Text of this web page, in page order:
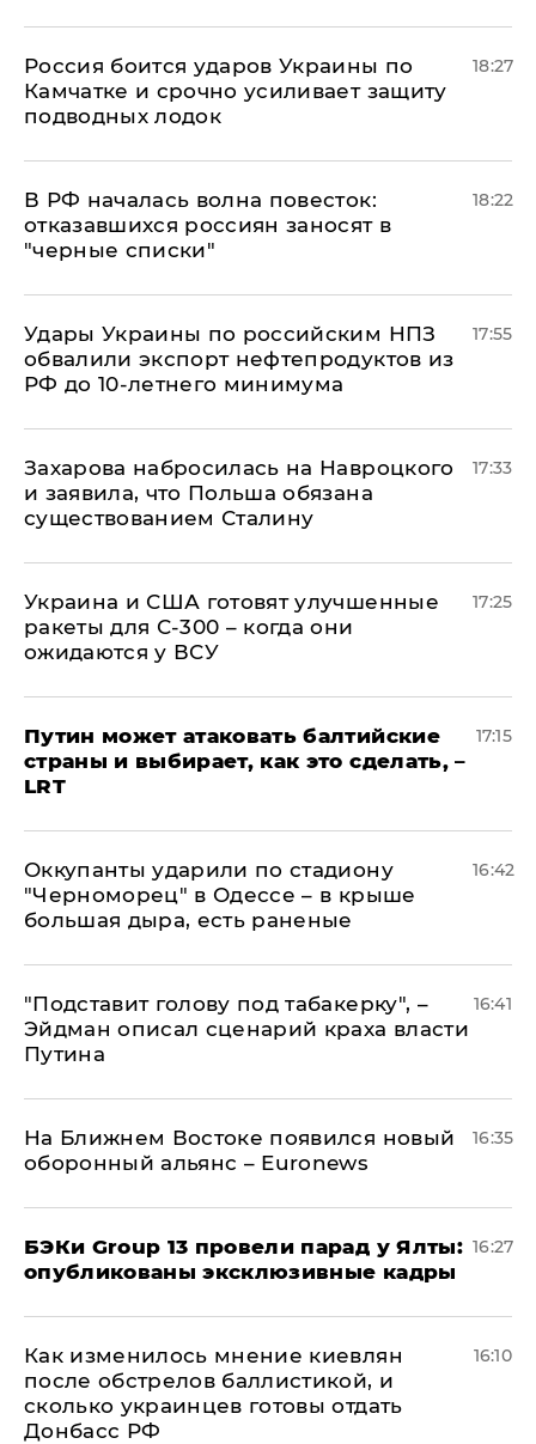
Россия боится ударов Украины по
Камчатке и срочно усиливает защиту
подводных лодок
18:27
​В РФ началась волна повесток:
отказавшихся россиян заносят в
"черные списки"
18:22
Удары Украины по российским НПЗ
обвалили экспорт нефтепродуктов из
РФ до 10-летнего минимума
17:55
​Захарова набросилась на Навроцкого
и заявила, что Польша обязана
существованием Сталину
17:33
Украина и США готовят улучшенные
ракеты для С-300 – когда они
ожидаются у ВСУ
17:25
Путин может атаковать балтийские
страны и выбирает, как это сделать, –
LRT
17:15
Оккупанты ударили по стадиону
"Черноморец" в Одессе – в крыше
большая дыра, есть раненые
16:42
​"Подставит голову под табакерку", –
Эйдман описал сценарий краха власти
Путина
16:41
На Ближнем Востоке появился новый
оборонный альянс – Euronews
16:35
​БЭКи Group 13 провели парад у Ялты:
опубликованы эксклюзивные кадры
16:27
Как изменилось мнение киевлян
после обстрелов баллистикой, и
сколько украинцев готовы отдать
Донбасс РФ
16:10